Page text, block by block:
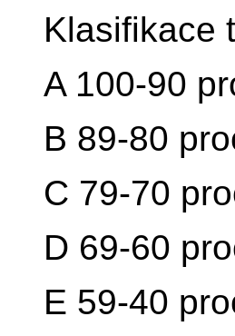
Klasifikace
A 100-90
B 89-80
C 79-70
D 69-60
E 59-40